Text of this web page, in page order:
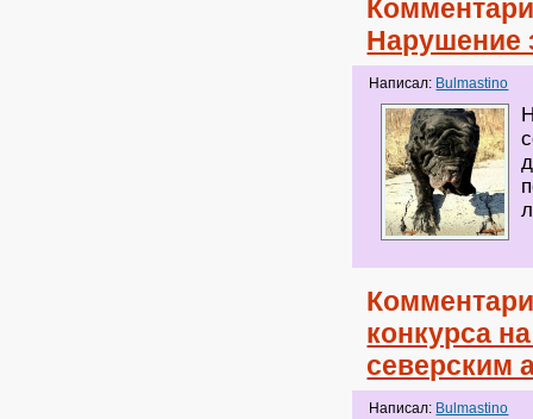
Нарушение
Написал: Bulmastino
конкурса
северским
Написал: Bulmastino